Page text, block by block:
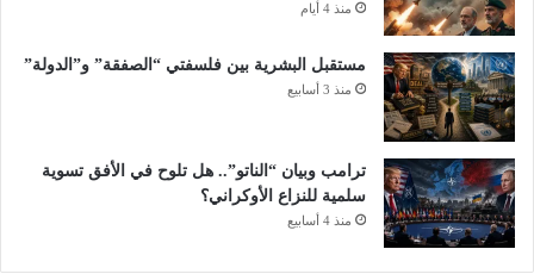
منذ 4 أيام
مستقبل البشرية بين فلسفتي “الصفقة” و”الدولة”
منذ 3 أسابيع
ترامب وبيان “الناتو”.. هل تلوح في الأفق تسوية
سلمية للنزاع الأوكراني؟
منذ 4 أسابيع